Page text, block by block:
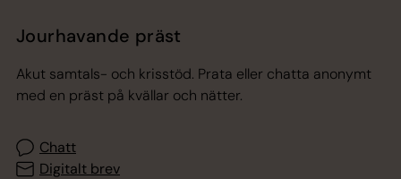
Jourhavande präst
Akut samtals- och krisstöd. Prata eller chatta anonymt
med en präst på kvällar och nätter.
Chatt
Digitalt brev